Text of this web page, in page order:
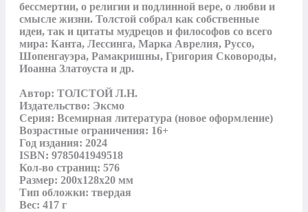
бессмертии, о религии и подлинной вере, о любви и
смысле жизни. Толстой собрал как собственные
идеи, так и цитаты мудрецов и философов со всего
мира: Канта, Лессинга, Марка Аврелия, Руссо,
Шопенгауэра, Рамакришны, Григория Сковороды,
Иоанна Златоуста и др.
Автор: ТОЛСТОЙ Л.Н.
Издательство: Эксмо
Серия: Всемирная литература (новое оформление)
Возрастные ограничения: 16+
Год издания: 2024
ISBN: 9785041949518
Кол-во страниц: 576
Размер: 200x128x20 мм
Тип обложки: твердая
Вес: 417 г